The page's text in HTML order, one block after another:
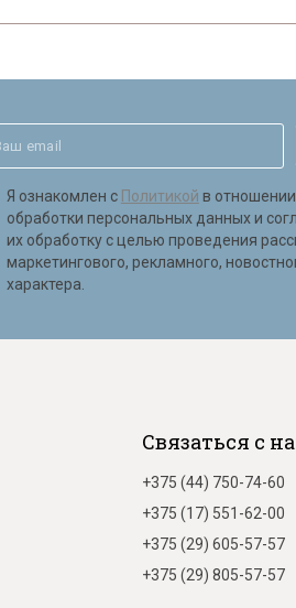
Я ознакомлен с Политикой в отношении
обработки персональных данных и
их обработку с целью проведения
маркетингового, рекламного,
характера.
Связаться с
+375 (44) 750-74-60
+375 (17) 551-62-00
+375 (29) 605-57-57
+375 (29) 805-57-57